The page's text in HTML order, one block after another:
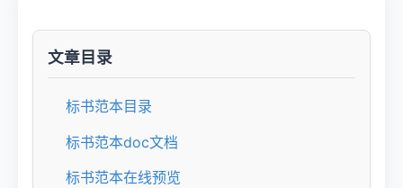
文章目录
标书范本目录
标书范本doc文档
标书范本在线预览